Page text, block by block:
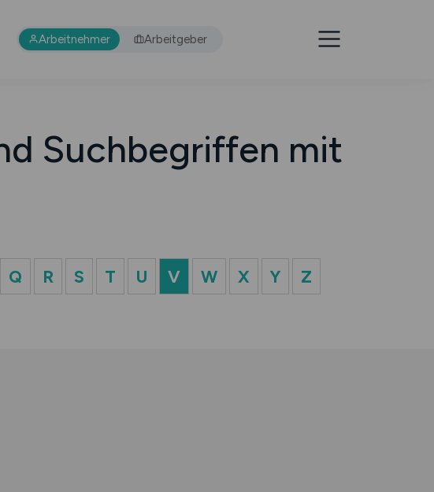
Arbeitnehmer Arbeitgeber
Suchbegriffen mit
Q R S T U V W X Y Z